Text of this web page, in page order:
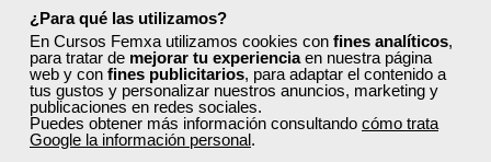
¿Para qué las utilizamos?
En Cursos Femxa utilizamos cookies con fines analíticos,
para tratar de mejorar tu experienciaen nuestra página
web y con fines publicitarios, para adaptar el contenido a
tus gustos y personalizar nuestros anuncios, marketing y
publicaciones en redes sociales.
Puedes obtener más información consultando cómo trata
Google la información personal.
Descubre cursos tan útiles como:
Instalaciones eléctricas de B.T. en edificación
Aula multisensorial en educación especial
Gestión de proyectos
Photoshop básico
Gestión en restauración y diseño en proceso de